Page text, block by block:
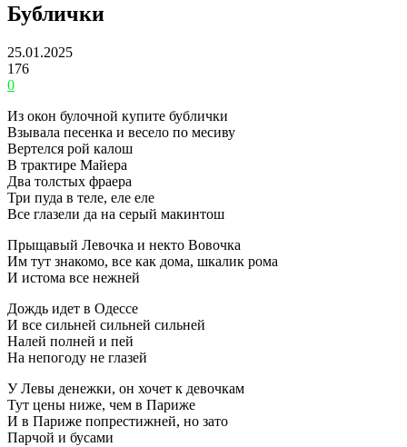
Бублички
25.01.2025
176
0
Из окон булочной купите бублички
Взывала песенка и весело по месиву
Вертелся рой калош
В трактире Майера
Два толстых фраера
Три пуда в теле, еле еле
Все глазели да на серый макинтош
Прыщавый Левочка и некто Вовочка
Им тут знакомо, все как дома, шкалик рома
И истома все нежней
Дождь идет в Одессе
И все сильней сильней сильней
Налей полней и пей
На непогоду не глазей
У Левы денежки, он хочет к девочкам
Тут цены ниже, чем в Париже
И в Париже попрестижней, но зато
Парчой и бусами